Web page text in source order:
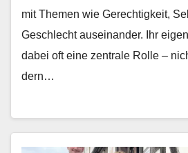
mit The­men wie Gerechtigkeit,
Geschlecht auseinan­der. Ihr
dabei oft eine zen­trale Rolle –
dern…